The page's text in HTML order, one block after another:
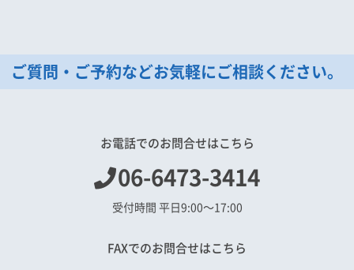
ご質問・ご予約などお気軽にご相談ください。
お電話でのお問合せはこちら
06-6473-3414
受付時間 平日9:00〜17:00
FAXでのお問合せはこちら